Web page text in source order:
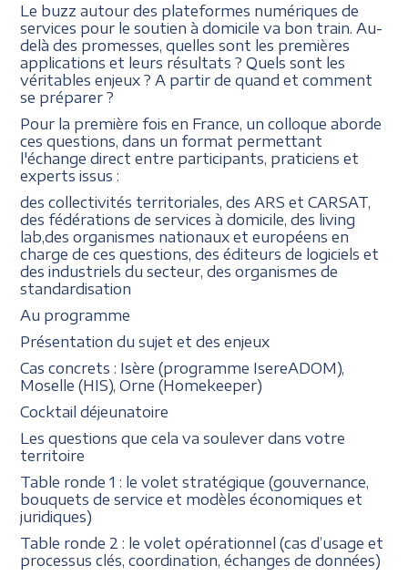
Le buzz autour des plateformes numériques de
services pour le soutien à domicile va bon train. Au-
delà des promesses, quelles sont les premières
applications et leurs résultats ? Quels sont les
véritables enjeux ? A partir de quand et comment
se préparer ?
Pour la première fois en France, un colloque aborde
ces questions, dans un format permettant
l'échange direct entre participants, praticiens et
experts issus :
des collectivités territoriales, des ARS et CARSAT,
des fédérations de services à domicile, des living
lab,des organismes nationaux et européens en
charge de ces questions, des éditeurs de logiciels et
des industriels du secteur, des organismes de
standardisation
Au programme
Présentation du sujet et des enjeux
Cas concrets : Isère (programme IsereADOM),
Moselle (HIS), Orne (Homekeeper)
Cocktail déjeunatoire
Les questions que cela va soulever dans votre
territoire
Table ronde 1 : le volet stratégique (gouvernance,
bouquets de service et modèles économiques et
juridiques)
Table ronde 2 : le volet opérationnel (cas d’usage et
processus clés, coordination, échanges de données)